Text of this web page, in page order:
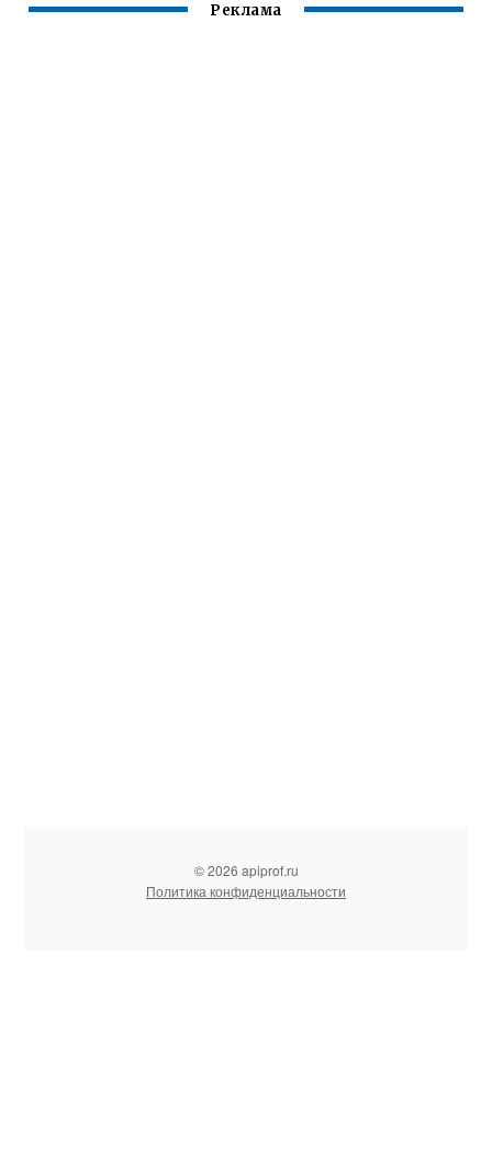
Реклама
© 2026 apiprof.ru
Политика конфиденциальности